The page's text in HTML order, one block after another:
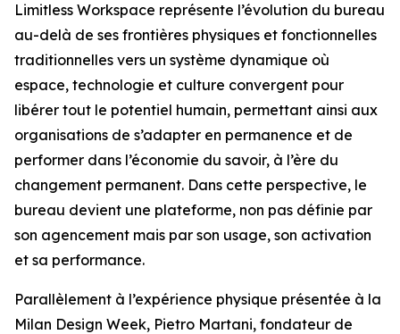
Limitless Workspace représente l’évolution du bureau
au-delà de ses frontières physiques et fonctionnelles
traditionnelles vers un système dynamique où
espace, technologie et culture convergent pour
libérer tout le potentiel humain, permettant ainsi aux
organisations de s’adapter en permanence et de
performer dans l’économie du savoir, à l’ère du
changement permanent. Dans cette perspective, le
bureau devient une plateforme, non pas définie par
son agencement mais par son usage, son activation
et sa performance.
Parallèlement à l’expérience physique présentée à la
Milan Design Week, Pietro Martani, fondateur de